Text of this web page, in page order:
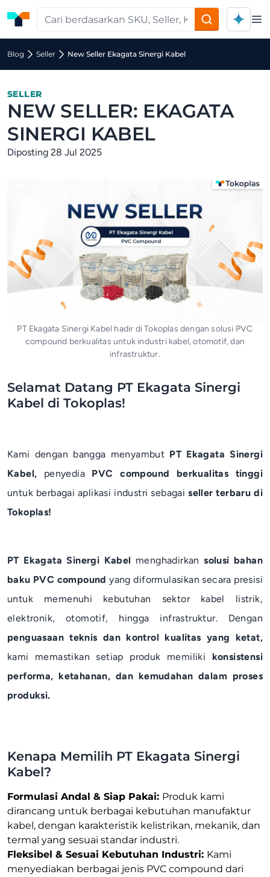
Blog Seller New Seller Ekagata Sinergi Kabel
SELLER
NEW SELLER: EKAGATA
SINERGI KABEL
Diposting 28 Jul 2025
PT Ekagata Sinergi Kabel hadir di Tokoplas dengan solusi PVC
compound berkualitas untuk industri kabel, otomotif, dan
infrastruktur.
Selamat Datang PT Ekagata Sinergi
Kabel di Tokoplas!
Kami dengan bangga menyambut PT Ekagata Sinergi
Kabel, penyedia PVC compound berkualitas tinggi
untuk berbagai aplikasi industri sebagaiseller terbaru di
Tokoplas!
PT Ekagata Sinergi Kabel menghadirkansolusi bahan
baku PVC compoundyang diformulasikan secara presisi
untuk memenuhi kebutuhan sektor kabel listrik,
elektronik, otomotif, hingga infrastruktur. Dengan
penguasaan teknis dan kontrol kualitas yang ketat,
kami memastikan setiap produk memiliki konsistensi
performa, ketahanan, dan kemudahan dalam proses
produksi.
Kenapa Memilih PT Ekagata Sinergi
Kabel?
Formulasi Andal & Siap Pakai: Produk kami
dirancang untuk berbagai kebutuhan manufaktur
kabel, dengan karakteristik kelistrikan, mekanik, dan
termal yang sesuai standar industri.
Fleksibel & Sesuai Kebutuhan Industri: Kami
menyediakan berbagai jenis PVC compound dari